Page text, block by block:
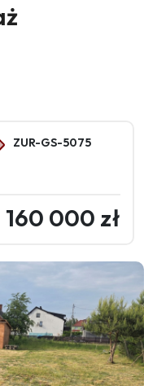
ZUR-GS-5075
160 000 zł